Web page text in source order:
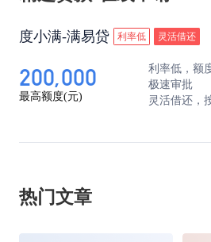
住证复印件即可。其中不满
人，必须提供户口簿复印件。
2、必备材料――工作及收入
部门、岗位及收入情况，并
度小满-满易贷 利率低 灵活借还
200,000
最高额度(元)
利率低，额
极速审批
灵活借还，
热门文章